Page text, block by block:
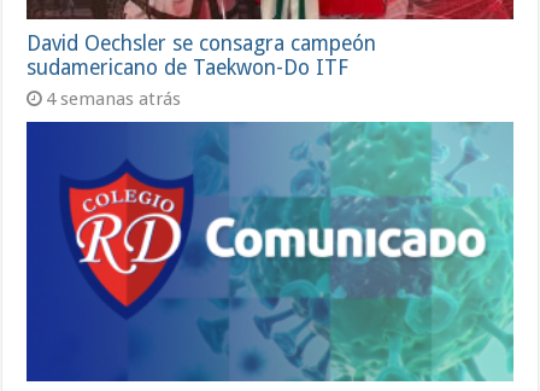
David Oechsler se consagra campeón
sudamericano de Taekwon-Do ITF
4 semanas atrás